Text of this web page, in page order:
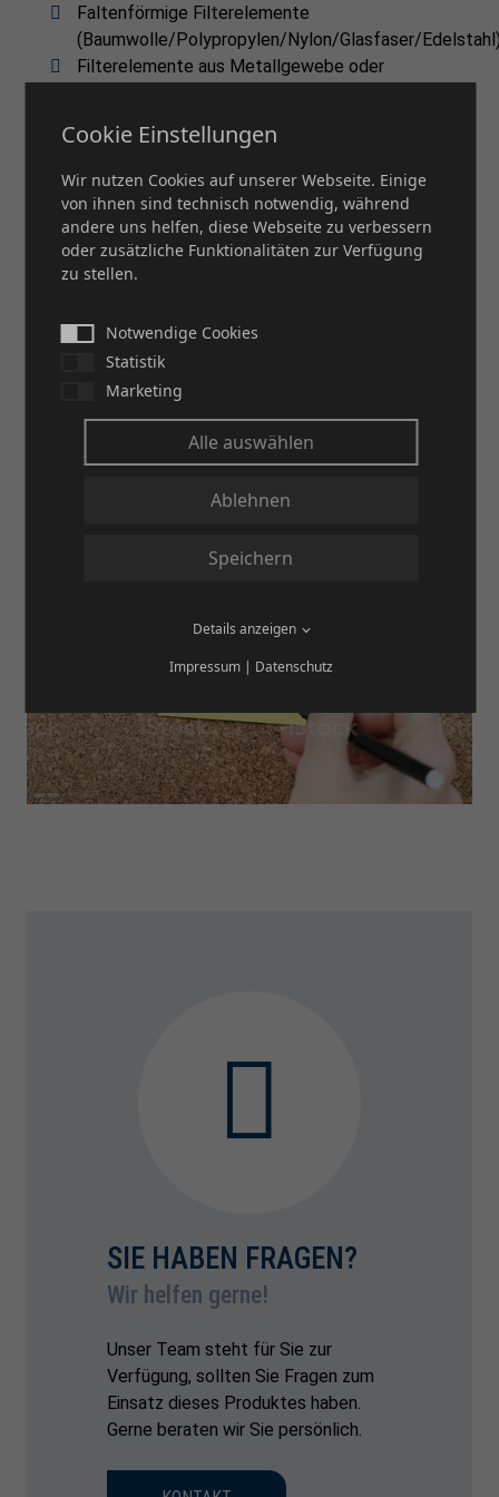
Faltenförmige Filterelemente
(Baumwolle/Polypropylen/Nylon/Glasfaser/
Filterelemente aus Metallgewebe oder
Sinterkeramikelemente
Coalescer Elemente
Zubehör
Differenzdrucktransmitter/-manometer
Schnellverschluss
Deckelhebe- und -schwenkvorrichtung
Automatische Entlüftung
Absperreinheit (Kugelventil oder Absperrklappe)
Temperaturmanometer
SIE HABEN FRAGEN?
Wir helfen gerne!
Unser Team steht für Sie zur
Verfügung, sollten Sie Fragen zum
Einsatz dieses Produktes haben.
Gerne beraten wir Sie persönlich.
Cookie Einstellungen
Wir nutzen Cookies auf unserer Webseite. Einige
von ihnen sind technisch notwendig, während
andere uns helfen, diese Webseite zu verbessern
oder zusätzliche Funktionalitäten zur Verfügung
zu stellen.
Notwendige Cookies
Statistik
Marketing
Alle auswählen
Ablehnen
Speichern
Details anzeigen
Impressum| Datenschutz